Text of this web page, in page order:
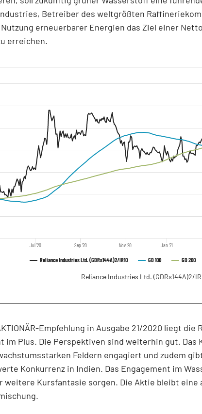
Betreiber des weltgrößten
erneuerbarer Energien das Ziel einer
erreichen.
Reliance Industries Ltd. (GDRs144A)2/IR10 GD 100 GD 200
Jul '20 Sep '20 Nov '20 Jan '21
Reliance Industries Ltd. (GDRs144A)2/
Empfehlung in Ausgabe 21/2020 liegt die
im Plus. Die Perspektiven sind weiterhin gut. Das
Feldern engagiert und zudem
Konkurrenz in Indien. Das Engagement im
weitere Kursfantasie sorgen. Die Aktie bleibt eine